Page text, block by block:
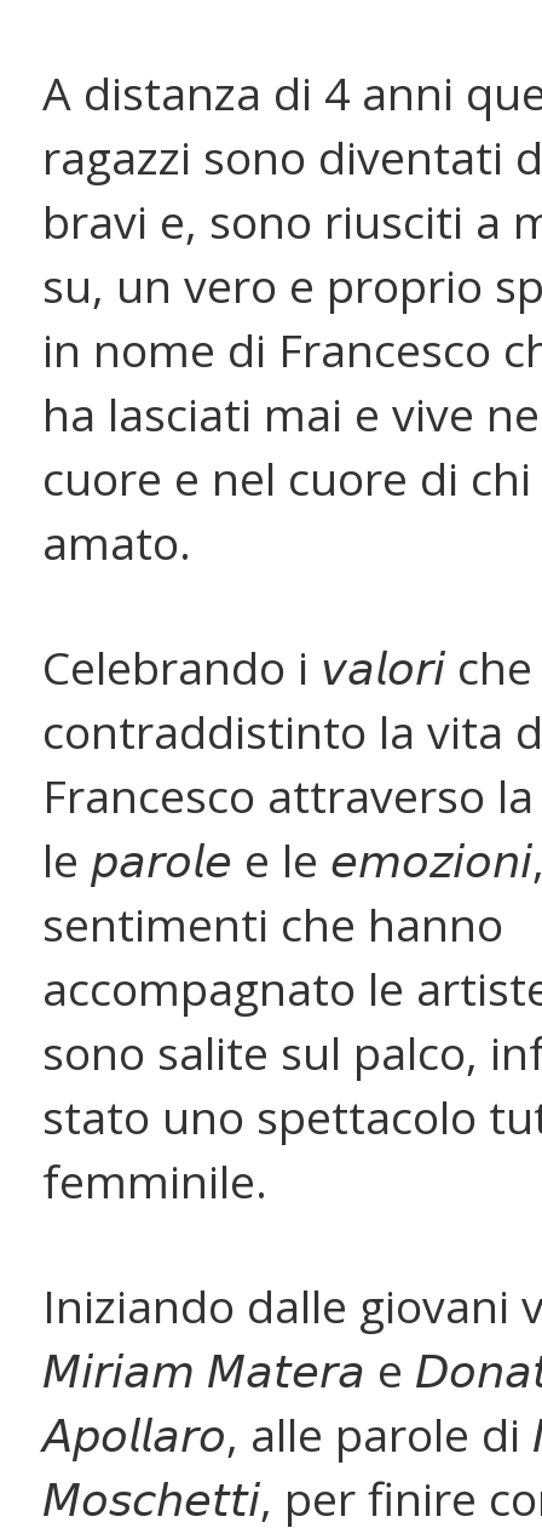
A distanza di 4 anni
ragazzi sono diventati
bravi e, sono riusciti a
su, un vero e proprio
in nome di Francesco
ha lasciati mai e vive
cuore e nel cuore di
amato.
Celebrando i 𝘷𝘢𝘭𝘰𝘳𝘪
contraddistinto la vita
Francesco attraverso
le 𝘱𝘢𝘳𝘰𝘭𝘦 e le
sentimenti che hanno
accompagnato le
sono salite sul palco,
stato uno spettacolo
femminile.
Iniziando dalle giovani
𝘔𝘪𝘳𝘪𝘢𝘮 𝘔𝘢𝘵𝘦𝘳𝘢 e
𝘈𝘱𝘰𝘭𝘭𝘢𝘳𝘰, alle parole di
𝘔𝘰𝘴𝘤𝘩𝘦𝘵𝘵𝘪, per finire